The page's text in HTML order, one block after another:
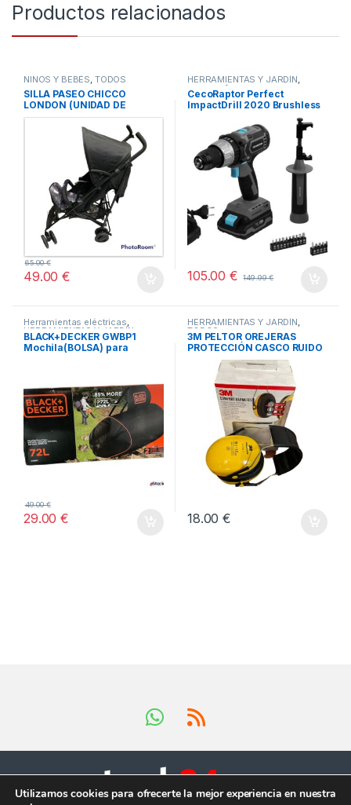
Productos relacionados
NIÑOS Y BEBÉS, TODOS
SILLA PASEO CHICCO
LONDON (UNIDAD DE
EXPOSICION – SIN
EMBALAJE ORIGINAL)
49.00€
65.00€
HERRAMIENTAS Y JARDÍN,
HOGAR
,
STORE CECOTEC -
DISTRIBUIDOR OFICIAL
TODOS
CecoRaptor Perfect
ImpactDrill 2020 Brushless
105.00€ 149.99€
Herramientas eléctricas,
HERRAMIENTAS Y JARDÍN,
TODOS
BLACK+DECKER GWBP1
Mochila(BOLSA) para
29.00€
49.00€
HERRAMIENTAS Y JARDÍN,
TODOS
3M PELTOR OREJERAS
PROTECCIÓN CASCO RUIDO
-AMARILLO
18.00€
Utilizamos cookies para ofrecerte la mejor experiencia en nuestra